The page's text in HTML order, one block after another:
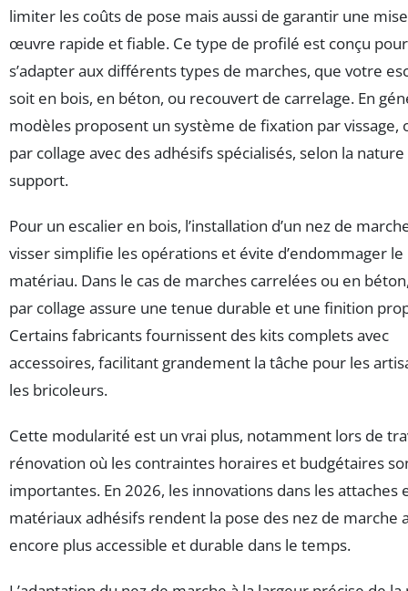
limiter les coûts de pose mais aussi de garantir une
œuvre rapide et fiable. Ce type de profilé est conçu pour
s’adapter aux différents types de marches, que votre
soit en bois, en béton, ou recouvert de carrelage. En
modèles proposent un système de fixation par vissage,
par collage avec des adhésifs spécialisés, selon la
support.
Pour un escalier en bois, l’installation d’un nez de
visser simplifie les opérations et évite d’endommager le
matériau. Dans le cas de marches carrelées ou en
par collage assure une tenue durable et une finition
Certains fabricants fournissent des kits complets avec
accessoires, facilitant grandement la tâche pour les
les bricoleurs.
Cette modularité est un vrai plus, notamment lors de
rénovation où les contraintes horaires et budgétaires
importantes. En 2026, les innovations dans les attaches
matériaux adhésifs rendent la pose des nez de marche
encore plus accessible et durable dans le temps.